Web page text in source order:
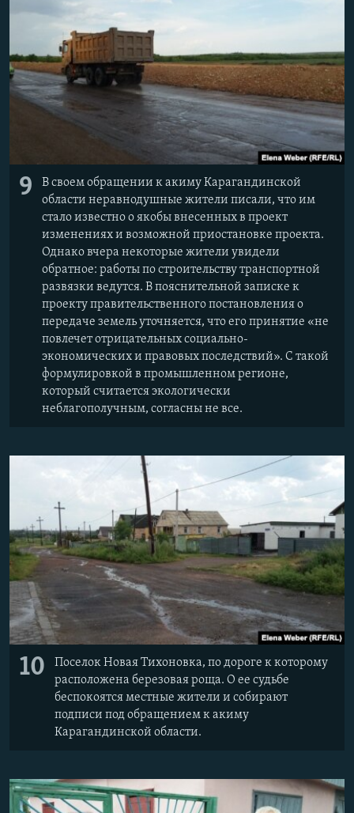
9
В своем обращении к акиму Карагандинской
области неравнодушные жители писали, что им
стало известно о якобы внесенных в проект
изменениях и возможной приостановке проекта.
Однако вчера некоторые жители увидели
обратное: работы по строительству транспортной
развязки ведутся. В пояснительной записке к
проекту правительственного постановления о
передаче земель уточняется, что его принятие «не
повлечет отрицательных социально-
экономических и правовых последствий». С такой
формулировкой в промышленном регионе,
который считается экологически
неблагополучным, согласны не все.
10
Поселок Новая Тихоновка, по дороге к которому
расположена березовая роща. О ее судьбе
беспокоятся местные жители и собирают
подписи под обращением к акиму
Карагандинской области.